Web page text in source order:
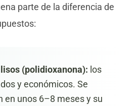
parte de la diferencia de
(polidioxanona): los
y económicos. Se
en unos 6–8 meses y su